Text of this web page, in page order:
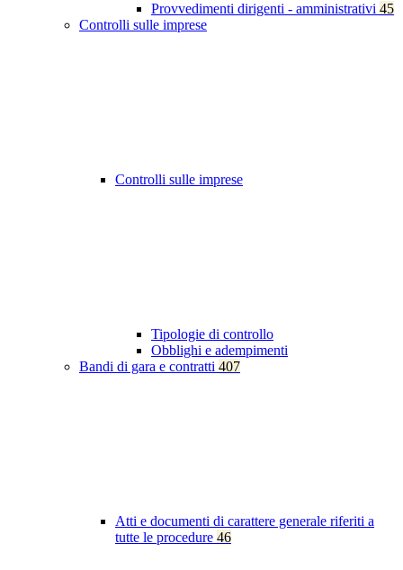
Provvedimenti dirigenti - amministrativi 45
Controlli sulle imprese
Controlli sulle imprese
Tipologie di controllo
Obblighi e adempimenti
Bandi di gara e contratti 407
Atti e documenti di carattere generale riferiti a
tutte le procedure 46